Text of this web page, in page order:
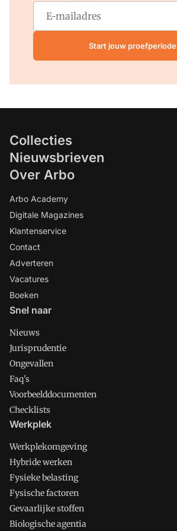
Start jouw proefperiode
Collecties
Nieuwsbrieven
Over Arbo
Arbo Academy
Digitale Magazines
Klantenservice
Contact
Adverteren
Vacatures
Boeken
Snel naar
Nieuws
Jurisprudentie
Ongevallen
Faq's
Voorbeelddocumenten
Checklists
Werkplek
Werkplekomgeving
Hybride werken
Fysieke belasting
Fysische factoren
Gevaarlijke stoffen
Biologische agentia